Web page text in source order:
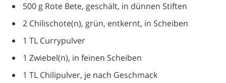
500 g Rote Bete, geschält, in dünnen Stiften
2 Chilischote(n), grün, entkernt, in Scheiben
1 TL Currypulver
1 Zwiebel(n), in feinen Scheiben
1 TL Chilipulver, je nach Geschmack